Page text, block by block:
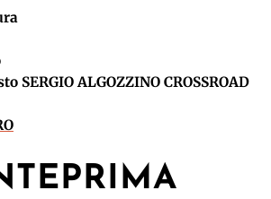
SERGIO ALGOZZINO CROSSROAD